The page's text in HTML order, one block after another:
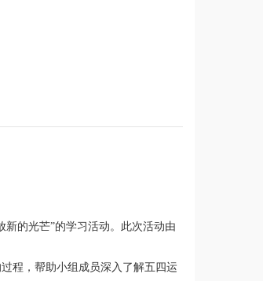
新的光芒”的学习活动。此次活动由
程，帮助小组成员深入了解五四运